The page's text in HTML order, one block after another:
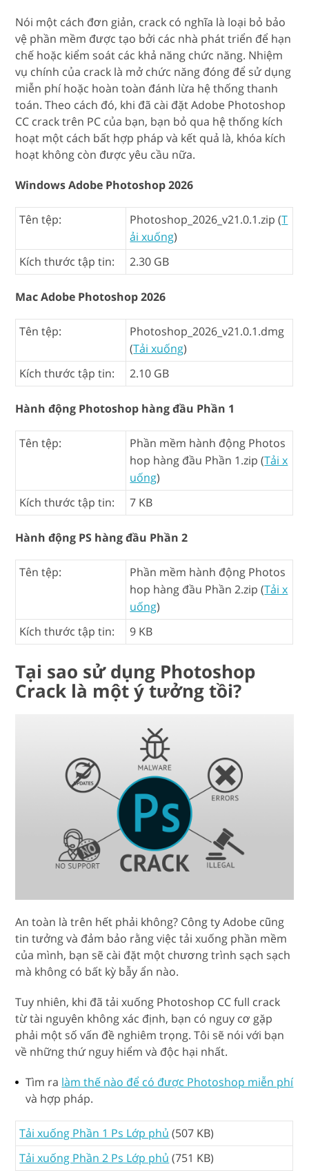
Nói một cách đơn giản, crack có nghĩa là loại bỏ bảo
vệ phần mềm được tạo bởi các nhà phát triển để hạn
chế hoặc kiểm soát các khả năng chức năng. Nhiệm
vụ chính của crack là mở chức năng đóng để sử dụng
miễn phí hoặc hoàn toàn đánh lừa hệ thống thanh
toán. Theo cách đó, khi đã cài đặt Adobe Photoshop
CC crack trên PC của bạn, bạn bỏ qua hệ thống kích
hoạt một cách bất hợp pháp và kết quả là, khóa kích
hoạt không còn được yêu cầu nữa.
Windows Adobe Photoshop 2026
Tên tệp: Photoshop_2026_v21.0.1.zip (T
ải xuống)
Kích thước tập tin:
2.30 GB
Mac Adobe Photoshop 2026
Tên tệp:
Photoshop_2026_v21.0.1.dmg
(Tải xuống)
Kích thước tập tin:
2.10 GB
Hành động Photoshop hàng đầu Phần 1
Tên tệp:
Phần mềm hành động Photos
hop hàng đầu Phần 1.zip (Tải x
uống)
Kích thước tập tin:
7 KB
Hành động PS hàng đầu Phần 2
Tên tệp:
Phần mềm hành động Photos
hop hàng đầu Phần 2.zip (Tải x
uống)
Kích thước tập tin:
9 KB
Tại sao sử dụng Photoshop
Crack là một ý tưởng tồi?
An toàn là trên hết phải không? Công ty Adobe cũng
tin tưởng và đảm bảo rằng việc tải xuống phần mềm
của mình, bạn sẽ cài đặt một chương trình sạch sạch
mà không có bất kỳ bẫy ẩn nào.
Tuy nhiên, khi đã tải xuống Photoshop CC full crack
từ tài nguyên không xác định, bạn có nguy cơ gặp
phải một số vấn đề nghiêm trọng. Tôi sẽ nói với bạn
về những thứ nguy hiểm và độc hại nhất.
Tìm ra làm thế nào để có được Photoshop miễn phí
và hợp pháp.
Tải xuống Phần 1 Ps Lớp phủ (507 KB)
Tải xuống Phần 2 Ps Lớp phủ (751 KB)